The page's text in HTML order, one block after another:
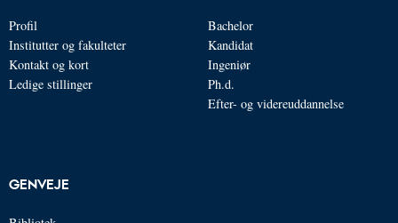
Profil
Institutter og fakulteter
Kontakt og kort
Ledige stillinger
Bachelor
Kandidat
Ingeniør
Ph.d.
Efter- og videreuddannelse
GENVEJE